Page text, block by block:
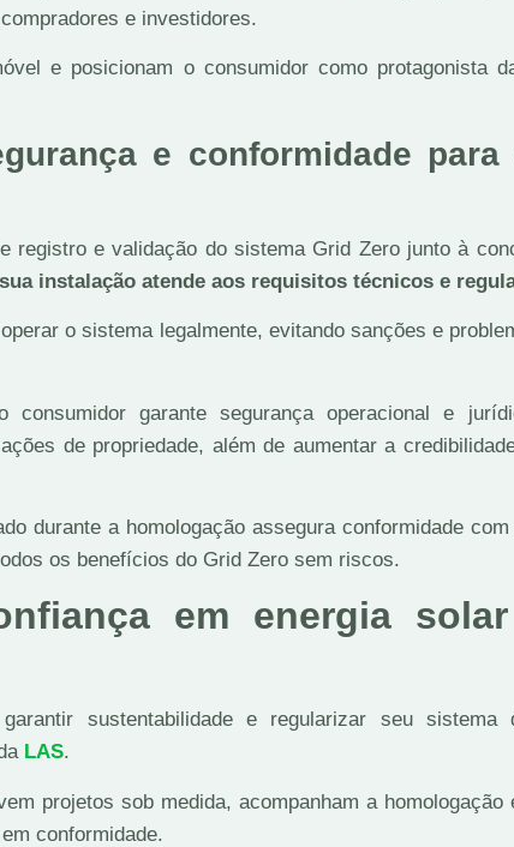
e investidores.
e posicionam o consumidor como protagonista
e conformidade
registro e validação do sistema Grid Zero junto à
instalação atende aos requisitos técnicos e
o sistema legalmente, evitando sanções e
consumidor garante segurança operacional e
de propriedade, além de aumentar a
durante a homologação assegura conformidade
os benefícios do Grid Zero sem riscos.
em energia
sustentabilidade e regularizar seu sistema
LAS.
projetos sob medida, acompanham a homologação
conformidade.